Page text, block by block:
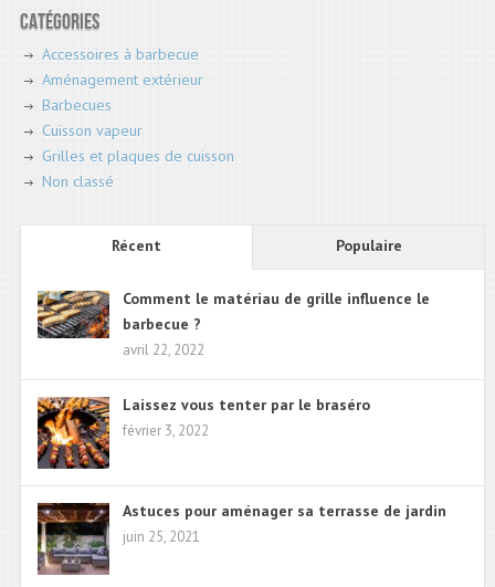
Catégories
Accessoires à barbecue
Aménagement extérieur
Barbecues
Cuisson vapeur
Grilles et plaques de cuisson
Non classé
Récent Populaire
Comment le matériau de grille influence le
barbecue ?
avril 22, 2022
Laissez vous tenter par le braséro
février 3, 2022
Astuces pour aménager sa terrasse de jardin
juin 25, 2021